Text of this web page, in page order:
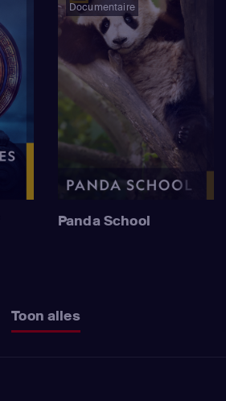
Documentaire
Panda School
Toon alles